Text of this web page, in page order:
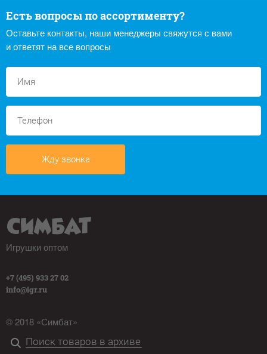
Есть вопросы по ассортименту?
Оставьте контакты, наши менеджеры свяжутся с вами
и ответят на все вопросы
Жду звонка
Игрушки оптом
+7 (495) 933 27 02
info@igr.ru
© 2018 «Симбат»